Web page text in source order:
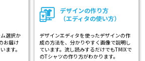
選択か
お届け
ます。
デザインの作り方
（エディタの使い方）
デザインエディタを使ったデザインの作
成の方法を、分かりやすく画像で説明し
ています。流し読みするだけでもTMIXで
のTシャツの作り方がわかります。